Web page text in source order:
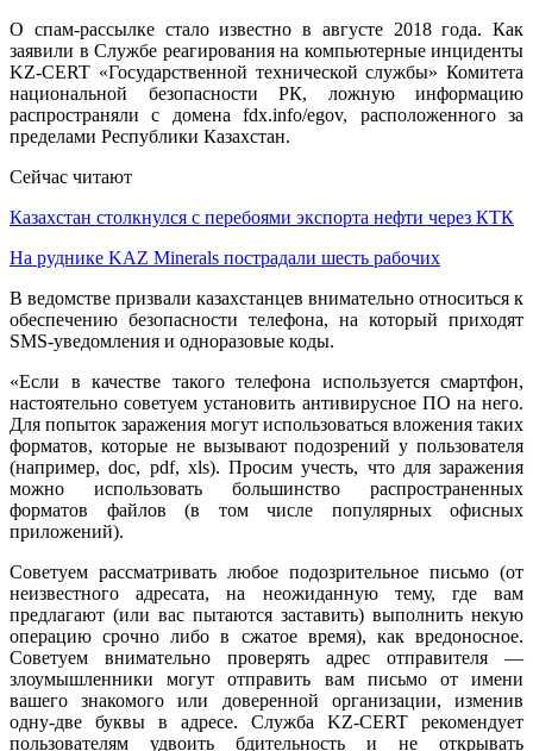
О спам-рассылке стало известно в августе 2018 года. Как
заявили в Службе реагирования на компьютерные инциденты
KZ-CERT «Государственной технической службы» Комитета
национальной безопасности РК, ложную информацию
распространяли с домена fdx.info/egov, расположенного за
пределами Республики Казахстан.
Сейчас читают
Казахстан столкнулся с перебоями экспорта нефти через КТК
На руднике KAZ Minerals пострадали шесть рабочих
В ведомстве призвали казахстанцев внимательно относиться к
обеспечению безопасности телефона, на который приходят
SMS-уведомления и одноразовые коды.
«Если в качестве такого телефона используется смартфон,
настоятельно советуем установить антивирусное ПО на него.
Для попыток заражения могут использоваться вложения таких
форматов, которые не вызывают подозрений у пользователя
(например, doc, pdf, xls). Просим учесть, что для заражения
можно использовать большинство распространенных
форматов файлов (в том числе популярных офисных
приложений).
Советуем рассматривать любое подозрительное письмо (от
неизвестного адресата, на неожиданную тему, где вам
предлагают (или вас пытаются заставить) выполнить некую
операцию срочно либо в сжатое время), как вредоносное.
Советуем внимательно проверять адрес отправителя —
злоумышленники могут отправить вам письмо от имени
вашего знакомого или доверенной организации, изменив
одну-две буквы в адресе. Служба KZ-CERT рекомендует
пользователям удвоить бдительность и не открывать